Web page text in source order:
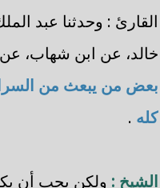
القارئ : وحدثنا عبد
خالد، عن ابن شهاب، عن
بعض من يبعث من
كله .
الشيخ : ولكن يجب أن